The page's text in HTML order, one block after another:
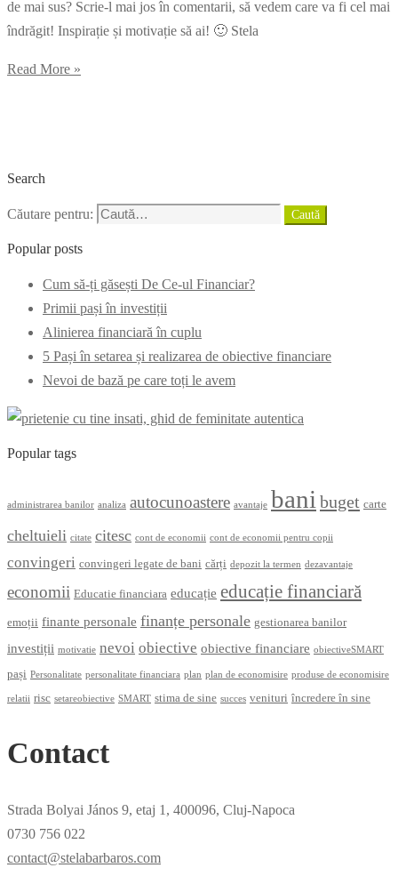
de mai sus? Scrie-l mai jos în comentarii, să vedem care va fi cel mai
îndrăgit! Inspirație și motivație să ai! 🙂 Stela
Read More »
Search
Căutare pentru: Caută
Popular posts
Cum să-ți găsești De Ce-ul Financiar?
Primii pași în investiții
Alinierea financiară în cuplu
5 Pași în setarea și realizarea de obiective financiare
Nevoi de bază pe care toți le avem
Popular tags
administrarea banilor analiza autocunoastere avantaje bani buget carte
cheltuieli citate citesc cont de economii cont de economii pentru copii
convingeri convingeri legate de bani cărți depozit la termen dezavantaje
economii Educatie financiara educație educație financiară
emoții finante personale finanțe personale gestionarea banilor
investiții motivatie nevoi obiective obiective financiare obiectiveSMART
pași Personalitate personalitate financiara plan plan de economisire produse de economisire
relatii risc setareobiective SMART stima de sine succes venituri încredere în sine
Contact
Strada Bolyai János 9, etaj 1, 400096, Cluj-Napoca
0730 756 022
contact@stelabarbaros.com